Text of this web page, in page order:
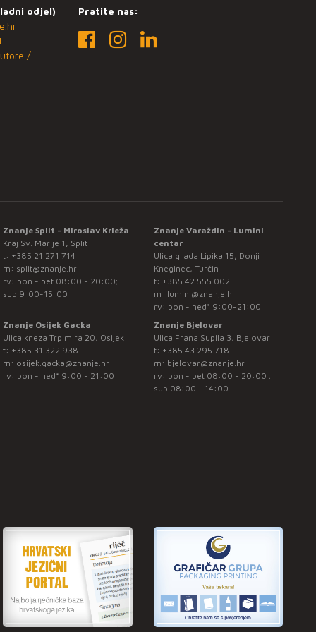
odjel)
/
Pratite nas:
Znanje Split - Miroslav Krleža
Kraj Sv. Marije 1, Split
t: +385 21 271 714
m: split@znanje.hr
rv: pon - pet 08:00 - 20:00;
sub 9:00-15:00
Znanje Varaždin - Lumini
centar
Ulica grada Lipika 15, Donji
Kneginec, Turčin
t: +385 42 555 002
m: lumini@znanje.hr
rv: pon - ned* 9:00-21:00
Znanje Osijek Gacka
Ulica kneza Trpimira 20, Osijek
t: +385 31 322 938
m: osijek.gacka@znanje.hr
rv: pon - ned* 9:00 - 21:00
Znanje Bjelovar
Ulica Frana Supila 3, Bjelovar
t: +385 43 295 718
m: bjelovar@znanje.hr
rv: pon - pet 08:00 - 20:00 ;
sub 08:00 - 14:00